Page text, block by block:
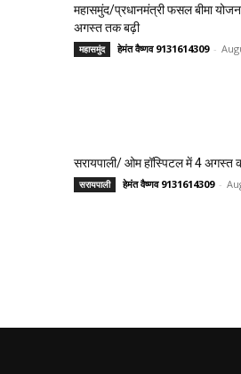
महासमुंद/प्रधानमंत्री फसल बीमा
अगस्त तक बढ़ी
महासमुंद हेमंत वैष्णव 9131614309 -
सरायपाली/ ओम हॉस्पिटल में 4 अगस्त
सरायपाली हेमंत वैष्णव 9131614309 -